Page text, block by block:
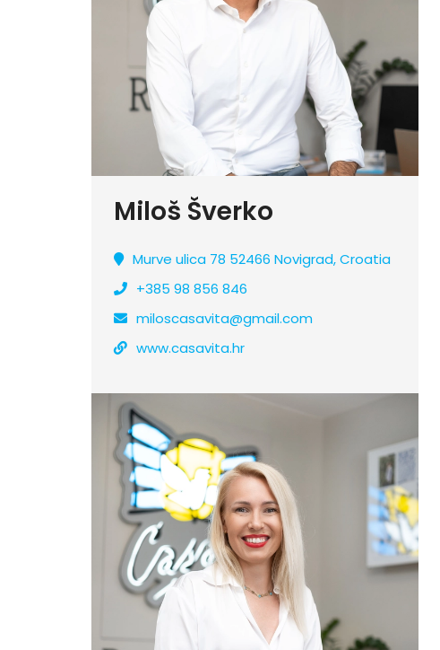
Miloš Šverko
Murve ulica 78 52466 Novigrad, Croatia
+385 98 856 846
miloscasavita@gmail.com
www.casavita.hr